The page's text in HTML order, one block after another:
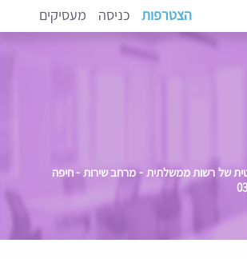
הצטרפות כניסה מעסיקים
של רשות ממשלתית - מרחב שירות - חיפה